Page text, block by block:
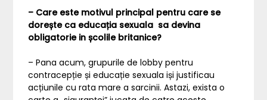
– Care este motivul principal pentru care se
dorește ca educația sexuala sa devina
obligatorie in școlile britanice?
– Pana acum, grupurile de lobby pentru
contracepție și educație sexuala iși justificau
acțiunile cu rata mare a sarcinii. Astazi, exista o